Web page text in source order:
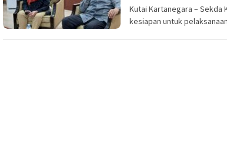
Kutai Kartanegara – Sekda
kesiapan untuk